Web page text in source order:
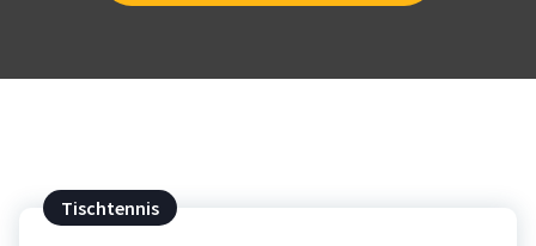
Tischtennis